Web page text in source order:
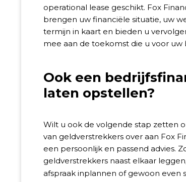
operational lease geschikt. Fox
brengen uw financiële situatie, uw
termijn in kaart en bieden u
mee aan de toekomst die u voor uw
Ook een
laten opstellen?
Wilt u ook de volgende stap zetten
van geldverstrekkers over aan Fox
een persoonlijk en passend advies.
geldverstrekkers naast elkaar
afspraak inplannen of gewoon even